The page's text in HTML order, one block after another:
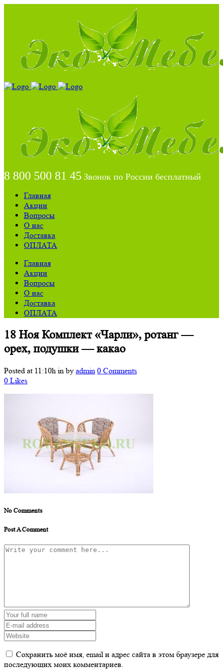
8 800 500 81 45 Звонок по России бесплатный
Главная
Акции
Вопросы
О нас
Доставка
ОПЛАТА
Главная
Акции
Вопросы
О нас
Доставка
ОПЛАТА
18 НояКомплект «Чарли», ротанг —
орех, подушки — какао
Posted at 11:10h in by admin 0 Comments
0 Likes
No Comments
Post A Comment
Сохранить моё имя, email и адрес сайта в этом браузере для
последующих моих комментариев.